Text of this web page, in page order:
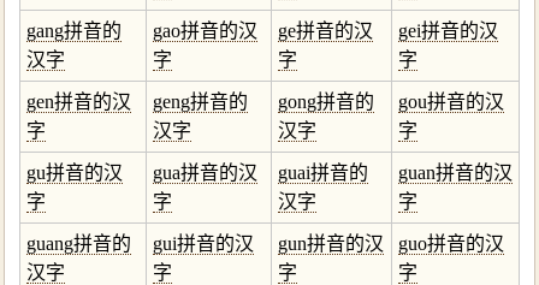
gang拼音的
汉字
gao拼音的汉
字
ge拼音的汉
字
gei拼音的汉
字
gen拼音的汉
字
geng拼音的
汉字
gong拼音的
汉字
gou拼音的汉
字
gu拼音的汉
字
gua拼音的汉
字
guai拼音的
汉字
guan拼音的汉
字
guang拼音的
汉字
gui拼音的汉
字
gun拼音的汉
字
guo拼音的汉
字